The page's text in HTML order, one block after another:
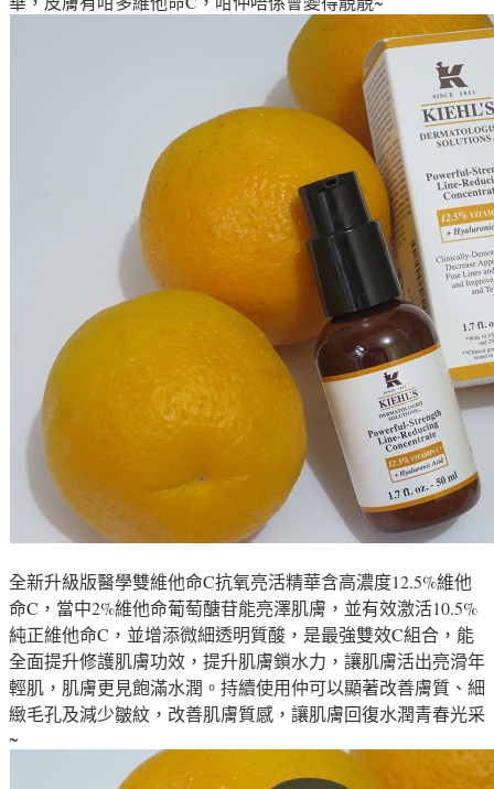
全新升級版醫學雙維他命C抗氧亮活精華含高濃度12.5%維他
命C，當中2%維他命葡萄醣苷能亮澤肌膚，並有效激活10.5%
純正維他命C，並增添微細透明質酸，是最強雙效C組合，能
全面提升修護肌膚功效，提升肌膚鎖水力，讓肌膚活出亮滑年
輕肌，肌膚更見飽滿水潤。持續使用仲可以顯著改善膚質、細
緻毛孔及減少皺紋，改善肌膚質感，讓肌膚回復水潤青春光采
~